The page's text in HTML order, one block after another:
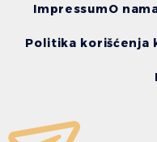
ImpressumO
Politika korišćenja